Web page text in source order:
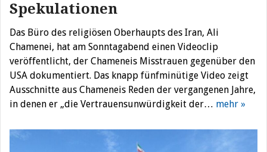
Spekulationen
Das Büro des religiösen Oberhaupts des Iran, Ali
Chamenei, hat am Sonntagabend einen Videoclip
veröffentlicht, der Chameneis Misstrauen gegenüber den
USA dokumentiert. Das knapp fünfminütige Video zeigt
Ausschnitte aus Chameneis Reden der vergangenen Jahre,
in denen er „die Vertrauensunwürdigkeit der… mehr »